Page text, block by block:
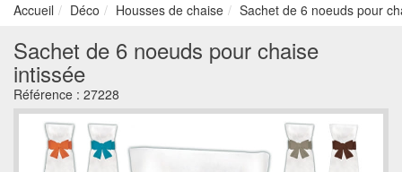
Accueil Déco Housses de chaise Sachet de 6 noeuds pour
Sachet de 6 noeuds pour chaise
intissée
Référence : 27228